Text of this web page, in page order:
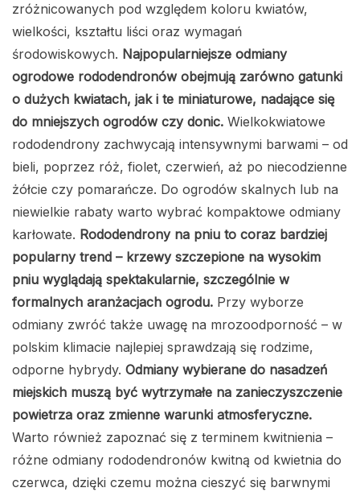
zróżnicowanych pod względem koloru kwiatów,
wielkości, kształtu liści oraz wymagań
środowiskowych. Najpopularniejsze odmiany
ogrodowe rododendronów obejmują zarówno gatunki
o dużych kwiatach, jak i te miniaturowe, nadające się
do mniejszych ogrodów czy donic. Wielkokwiatowe
rododendrony zachwycają intensywnymi barwami – od
bieli, poprzez róż, fiolet, czerwień, aż po niecodzienne
żółcie czy pomarańcze. Do ogrodów skalnych lub na
niewielkie rabaty warto wybrać kompaktowe odmiany
karłowate. Rododendrony na pniu to coraz bardziej
popularny trend – krzewy szczepione na wysokim
pniu wyglądają spektakularnie, szczególnie w
formalnych aranżacjach ogrodu. Przy wyborze
odmiany zwróć także uwagę na mrozoodporność – w
polskim klimacie najlepiej sprawdzają się rodzime,
odporne hybrydy. Odmiany wybierane do nasadzeń
miejskich muszą być wytrzymałe na zanieczyszczenie
powietrza oraz zmienne warunki atmosferyczne.
Warto również zapoznać się z terminem kwitnienia –
różne odmiany rododendronów kwitną od kwietnia do
czerwca, dzięki czemu można cieszyć się barwnymi